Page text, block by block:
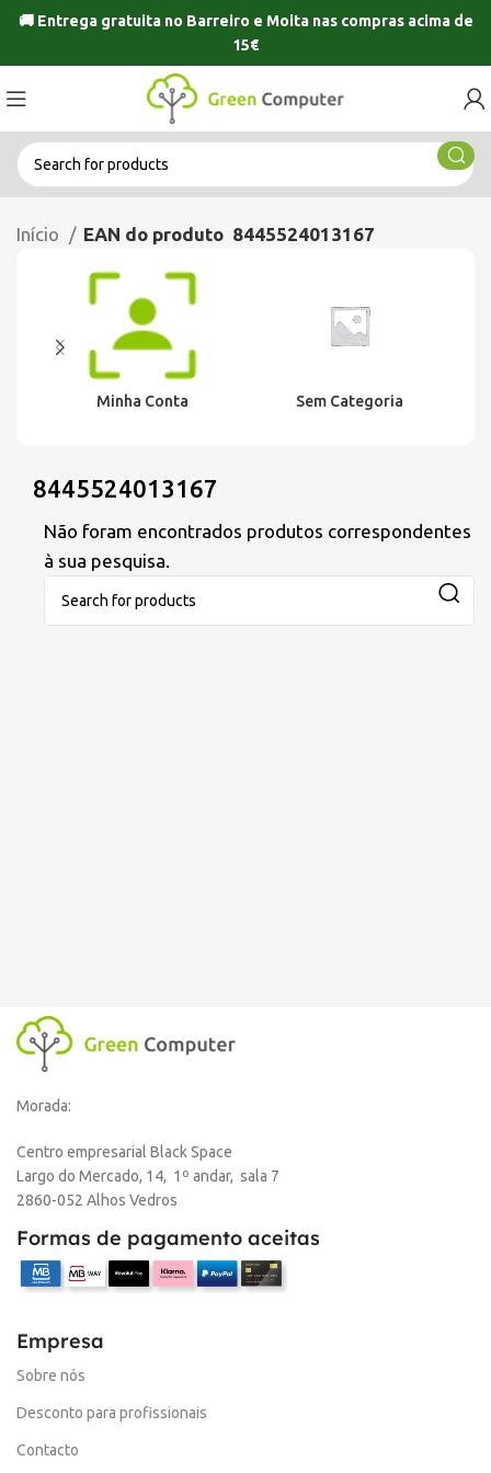
🚚 Entrega gratuita no Barreiro e Moitanas compras acima de
15€
Início EAN do produto 8445524013167
Minha Conta Sem Categoria
8445524013167
Não foram encontrados produtos correspondentes
à sua pesquisa.
Morada:
Centro empresarial Black Space
Largo do Mercado, 14, 1º andar, sala 7
2860-052 Alhos Vedros
Formas de pagamento aceitas
Empresa
Sobre nós
Desconto para profissionais
Contacto